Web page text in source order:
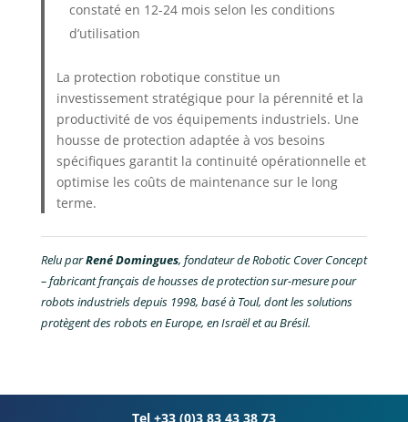
constaté en 12-24 mois selon les conditions
d’utilisation
La protection robotique constitue un
investissement stratégique pour la pérennité et la
productivité de vos équipements industriels. Une
housse de protection adaptée à vos besoins
spécifiques garantit la continuité opérationnelle et
optimise les coûts de maintenance sur le long
terme.
Relu parRené Domingues, fondateur de Robotic Cover Concept
– fabricant français de housses de protection sur-mesure pour
robots industriels depuis 1998, basé à Toul, dont les solutions
protègent des robots en Europe, en Israël et au Brésil.
Tel +33 (0)3 83 43 38 73